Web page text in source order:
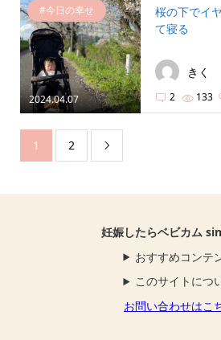
2024.04.07
#今日の幸せ
桜の下でイ
て寝る
きく
2 133
1 2 
妊娠したらベビカム
おすすめコンテ
このサイトにつ
お問い合わせはこ